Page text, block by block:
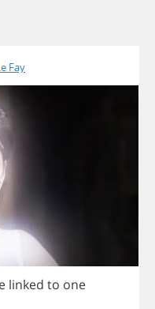
Fay
linked to one